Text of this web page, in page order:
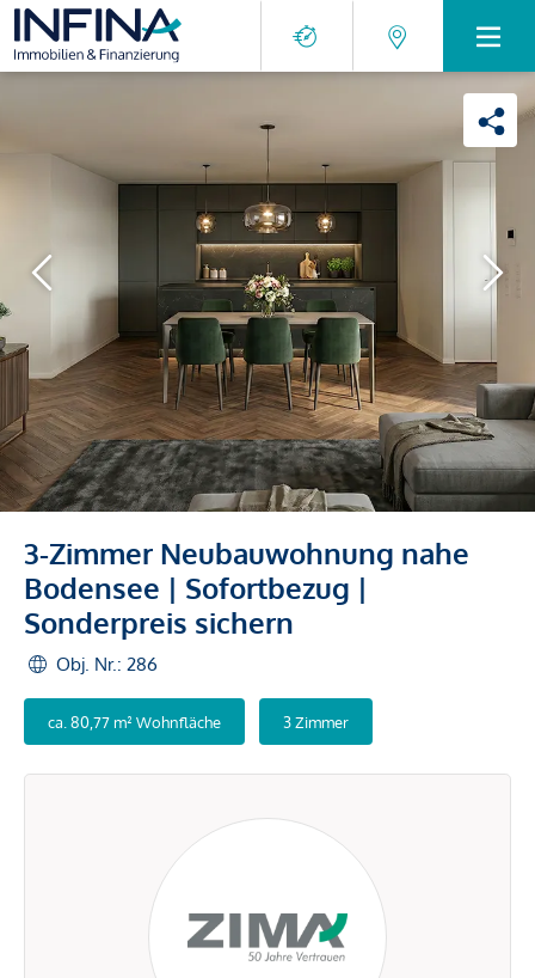
3-Zimmer Neubauwohnung nahe
Bodensee | Sofortbezug |
Sonderpreis sichern
Obj. Nr.: 286
ca. 80,77 m² Wohnfläche 3 Zimmer